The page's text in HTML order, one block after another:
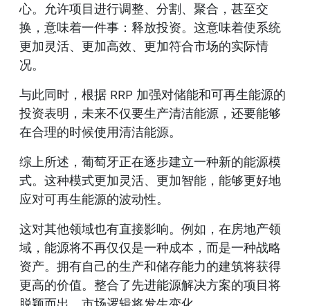
心。允许项目进行调整、分割、聚合，甚至交
换，意味着一件事：释放投资。这意味着使系统
更加灵活、更加高效、更加符合市场的实际情
况。
与此同时，根据 RRP 加强对储能和可再生能源的
投资表明，未来不仅要生产清洁能源，还要能够
在合理的时候使用清洁能源。
综上所述，葡萄牙正在逐步建立一种新的能源模
式。这种模式更加灵活、更加智能，能够更好地
应对可再生能源的波动性。
这对其他领域也有直接影响。例如，在房地产领
域，能源将不再仅仅是一种成本，而是一种战略
资产。拥有自己的生产和储存能力的建筑将获得
更高的价值。整合了先进能源解决方案的项目将